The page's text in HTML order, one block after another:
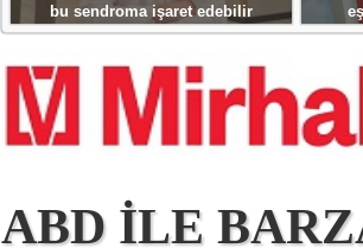
bu sendroma işaret edebilir
ABD İLE